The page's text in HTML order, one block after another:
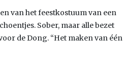
van het feestkostuum van een
Sober, maar alle bezet
de Dong. “Het maken van één